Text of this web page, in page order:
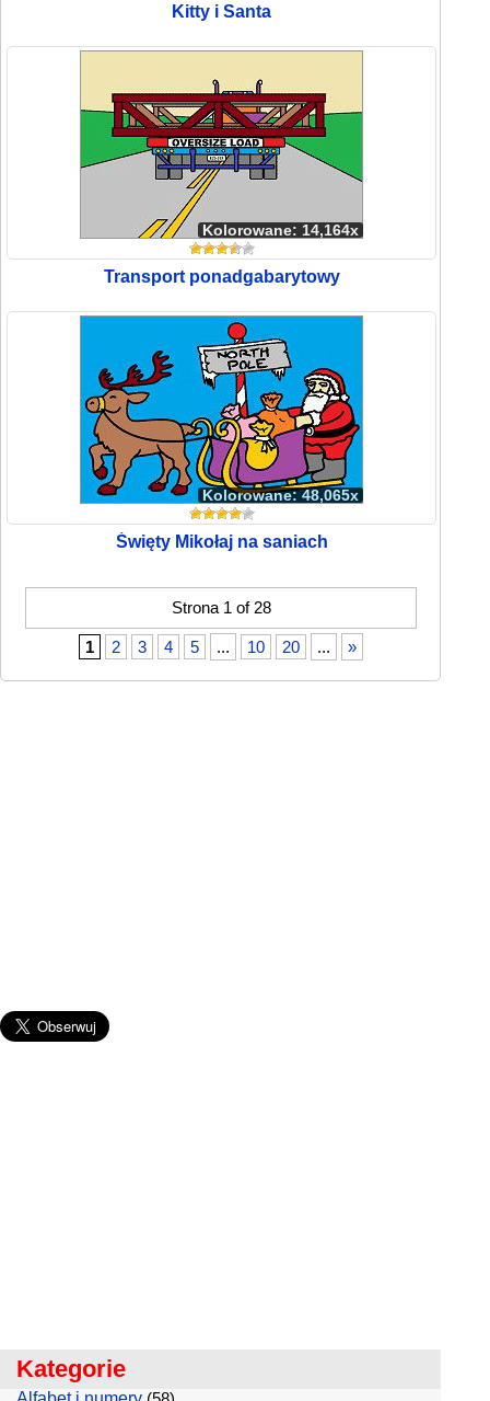
Kitty i Santa
Kolorowane: 14,164x
Transport ponadgabarytowy
Kolorowane: 48,065x
Święty Mikołaj na saniach
Strona 1 of 28
1 2 3 4 5 ... 10 20 ... »
Kategorie